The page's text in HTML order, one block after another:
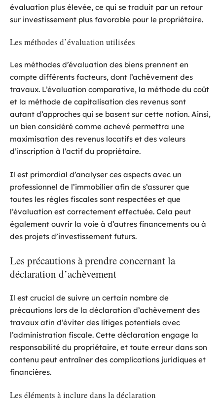
évaluation plus élevée, ce qui se traduit par un retour
sur investissement plus favorable pour le propriétaire.
Les méthodes d’évaluation utilisées
Les méthodes d’évaluation des biens prennent en
compte différents facteurs, dont l’achèvement des
travaux. L’évaluation comparative, la méthode du coût
et la méthode de capitalisation des revenus sont
autant d’approches qui se basent sur cette notion. Ainsi,
un bien considéré comme achevé permettra une
maximisation des revenus locatifs et des valeurs
d’inscription à l’actif du propriétaire.
Il est primordial d’analyser ces aspects avec un
professionnel de l’immobilier afin de s’assurer que
toutes les règles fiscales sont respectées et que
l’évaluation est correctement effectuée. Cela peut
également ouvrir la voie à d’autres financements ou à
des projets d’investissement futurs.
Les précautions à prendre concernant la
déclaration d’achèvement
Il est crucial de suivre un certain nombre de
précautions lors de la déclaration d’achèvement des
travaux afin d’éviter des litiges potentiels avec
l’administration fiscale. Cette déclaration engage la
responsabilité du propriétaire, et toute erreur dans son
contenu peut entraîner des complications juridiques et
financières.
Les éléments à inclure dans la déclaration